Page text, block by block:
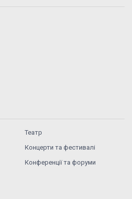
Театр
Концерти та фестивалі
Конференції та форуми